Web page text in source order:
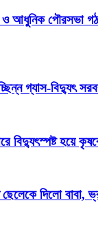
আধুনিক পৌরসভা
গ্যাস-বিদ্যুৎ
বিদ্যুৎস্পষ্ট হয়ে
ছেলেকে দিলো বাবা,